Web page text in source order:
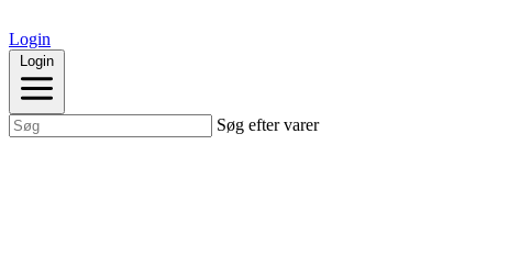
Login
Login
Søg efter varer